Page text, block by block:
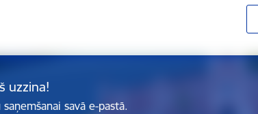
uzzina!
savā e-pastā.